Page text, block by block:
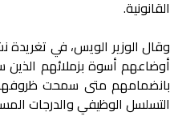
القانونية.
وقال الوزير الويس، في
أوضاعهم أسوة بزملائهم الذين
بانضمامهم متى سمحت
التسلسل الوظيفي والدرجات